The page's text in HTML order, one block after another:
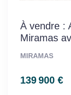
À vendre :
Miramas
MIRAMAS
139 900 €